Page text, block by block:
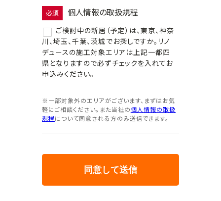
必須 個人情報の取扱規程
ご検討中の新居（予定）は、東京、神奈
川、埼玉、千葉、茨城でお探しですか。リノ
デュースの施工対象エリアは上記一都四
県となりますので必ずチェックを入れてお
申込みください。
※一部対象外のエリアがございます、まずはお気
軽にご相談ください。また当社の個人情報の取扱
規程 について同意される方のみ送信できます。